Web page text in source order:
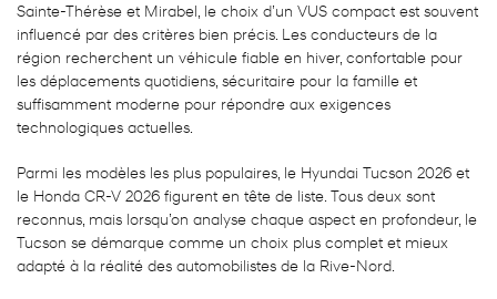
Sainte-Thérèse et Mirabel, le choix d’un VUS compact est souvent
influencé par des critères bien précis. Les conducteurs de la
région recherchent un véhicule fiable en hiver, confortable pour
les déplacements quotidiens, sécuritaire pour la famille et
suffisamment moderne pour répondre aux exigences
technologiques actuelles.
Parmi les modèles les plus populaires, le Hyundai Tucson 2026 et
le Honda CR-V 2026 figurent en tête de liste. Tous deux sont
reconnus, mais lorsqu’on analyse chaque aspect en profondeur, le
Tucson se démarque comme un choix plus complet et mieux
adapté à la réalité des automobilistes de la Rive-Nord.